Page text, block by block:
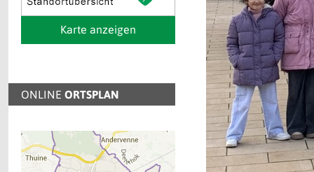
Karte anzeigen
ONLINE ORTSPLAN